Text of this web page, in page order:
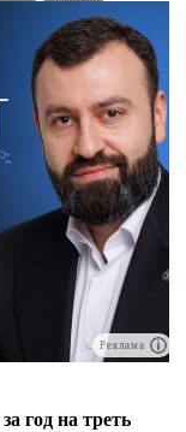
Реклама
год на треть